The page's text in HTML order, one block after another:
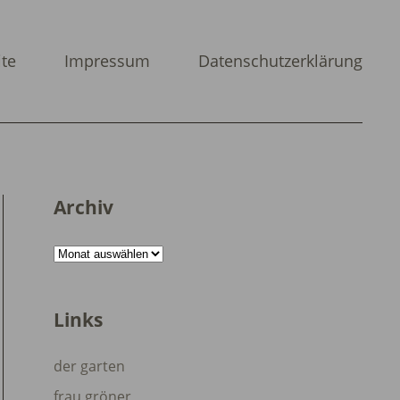
Impressum Datenschutzerklärung
Archiv
Archiv
Links
der garten